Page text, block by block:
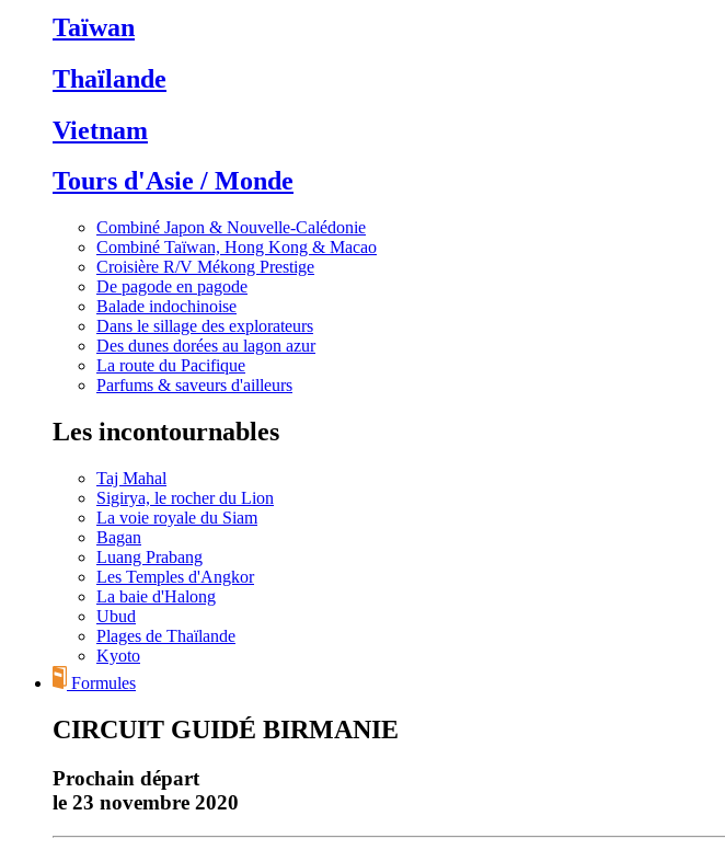
Taïwan
Thaïlande
Vietnam
Tours d'Asie / Monde
Combiné Japon & Nouvelle-Calédonie
Combiné Taïwan, Hong Kong & Macao
Croisière R/V Mékong Prestige
De pagode en pagode
Balade indochinoise
Dans le sillage des explorateurs
Des dunes dorées au lagon azur
La route du Pacifique
Parfums & saveurs d'ailleurs
Les incontournables
Taj Mahal
Sigirya, le rocher du Lion
La voie royale du Siam
Bagan
Luang Prabang
Les Temples d'Angkor
La baie d'Halong
Ubud
Plages de Thaïlande
Kyoto
Formules
CIRCUIT GUIDÉ BIRMANIE
Prochain départ
le 23 novembre 2020